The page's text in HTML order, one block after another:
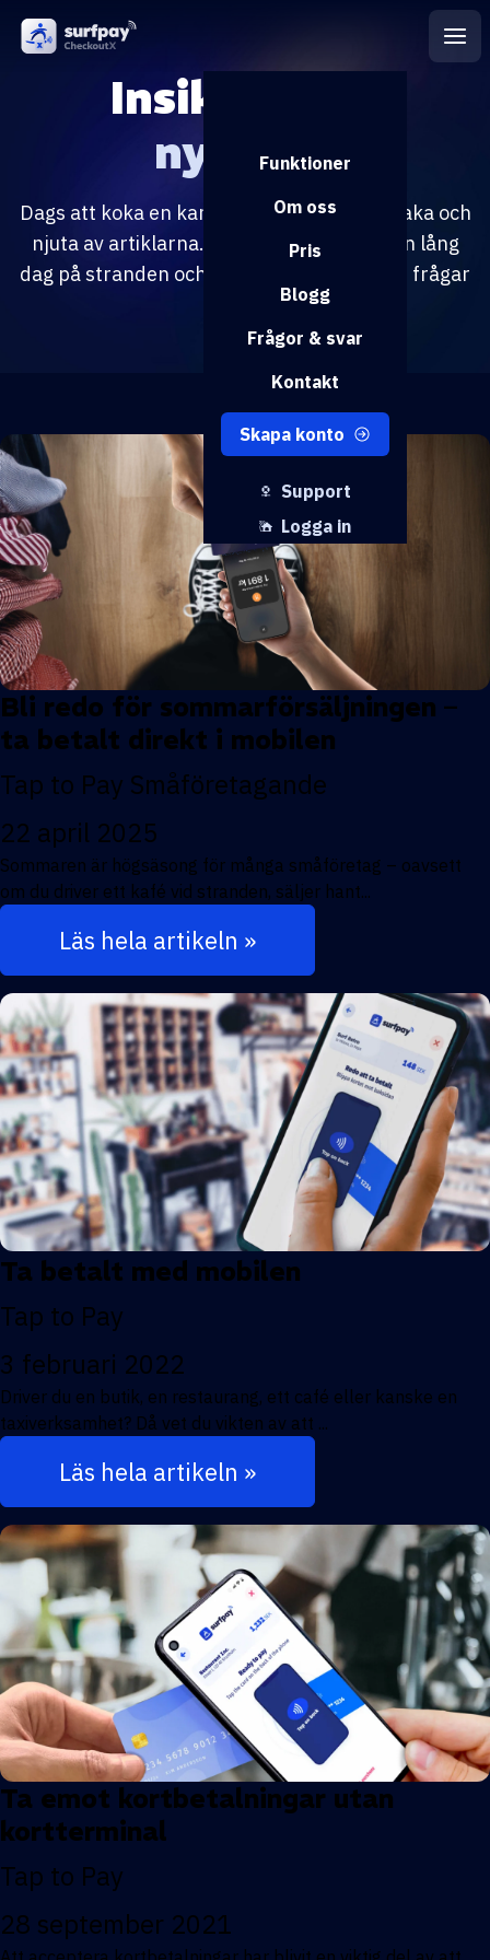
Support
Logga in
Funktioner
Om oss
Pris
Blogg
Frågor & svar
Kontakt
Skapa konto
Insikter och
nyheter
Dags att koka en kanna kaffe, luta dig tillbaka och
njuta av artiklarna. Perfekt syssla efter en lång
dag på stranden och bland vågorna, om du frågar
Bli redo för sommarförsäljningen –
ta betalt direkt i mobilen
Tap to Pay Småföretagande
22 april 2025
Sommaren är högsäsong för många småföretag – oavsett
om du driver ett kafé vid stranden, säljer hant...
Läs hela artikeln »
Ta betalt med mobilen
Tap to Pay
3 februari 2022
Driver du en butik, en restaurang, ett café eller kanske en
taxiverksamhet? Då vet du vikten av att ...
Läs hela artikeln »
Ta emot kortbetalningar utan
kortterminal
Tap to Pay
28 september 2021